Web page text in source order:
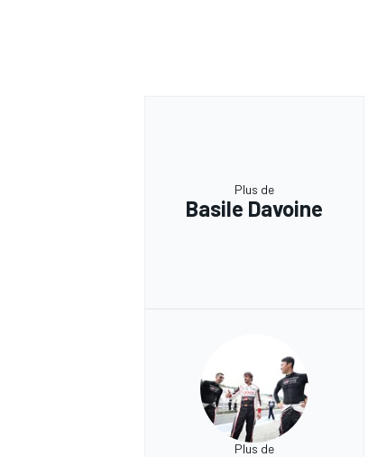
Plus de
Basile Davoine
Plus de